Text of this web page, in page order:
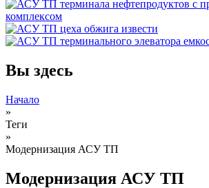
Вы здесь
Начало
»
Теги
»
Модернизация АСУ ТП
Модернизация АСУ ТП